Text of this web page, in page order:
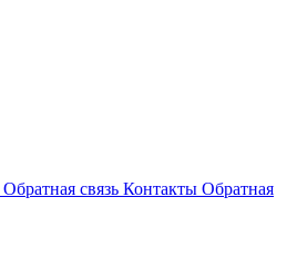
Обратная связь Контакты Обратная